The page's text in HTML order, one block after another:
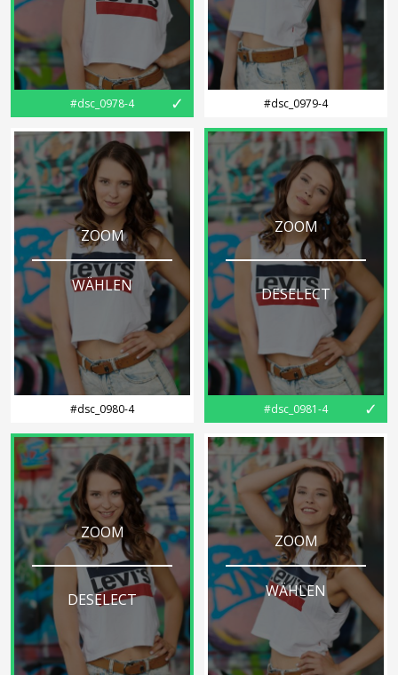
✓
#dsc_0978-4 #dsc_0979-4
ZOOM
WÄHLEN
#dsc_0980-4
ZOOM
DESELECT
✓
#dsc_0981-4
ZOOM
DESELECT
ZOOM
WÄHLEN